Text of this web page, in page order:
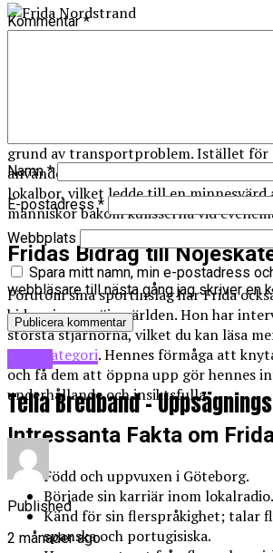
Personliga Upplevelser
journalisterna stöter på oväntade
under ett fotbolls-VM i Brasilien blev
grund av transportproblem. Istället för
använde hon sina språkkunskaper för
lokalbor, vilket ledde till en minnesvärd
människor bakom kulisserna vid
Fridas Bidrag till
Förutom sina sportinslag har Frida
bidrag inom nöjesvärlden. Hon har
största stjärnorna, vilket du kan läsa
Nöjeskategori. Hennes förmåga att
och få dem att öppna upp gör hennes
underhållande och insiktsfulla.
Intressanta Fakta om
Född och uppvuxen i Göteborg.
Började sin karriär inom lokalradio.
Känd för sin flerspråkighet; talar
spanska och portugisiska.
Kommentar*
Namn*
E-postadress*
Webbplats
Spara mitt namn, min e-postadress
webbläsare till nästa gång jag skriver en
Telia Bredband –
Published
2 månader ago